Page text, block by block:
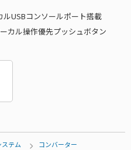
USBコンソールポート搭載
カル操作優先プッシュボタン
テム
コンバーター